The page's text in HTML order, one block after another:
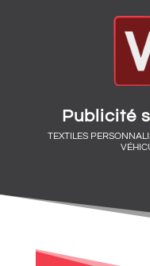
Publicité
TEXTILES